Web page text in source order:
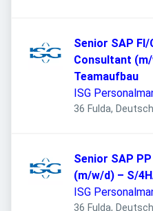
Senior SAP FI/
Consultant
Teamaufbau
ISG
36 Fulda,
Senior SAP
(m/w/d) – S/
ISG
36 Fulda,